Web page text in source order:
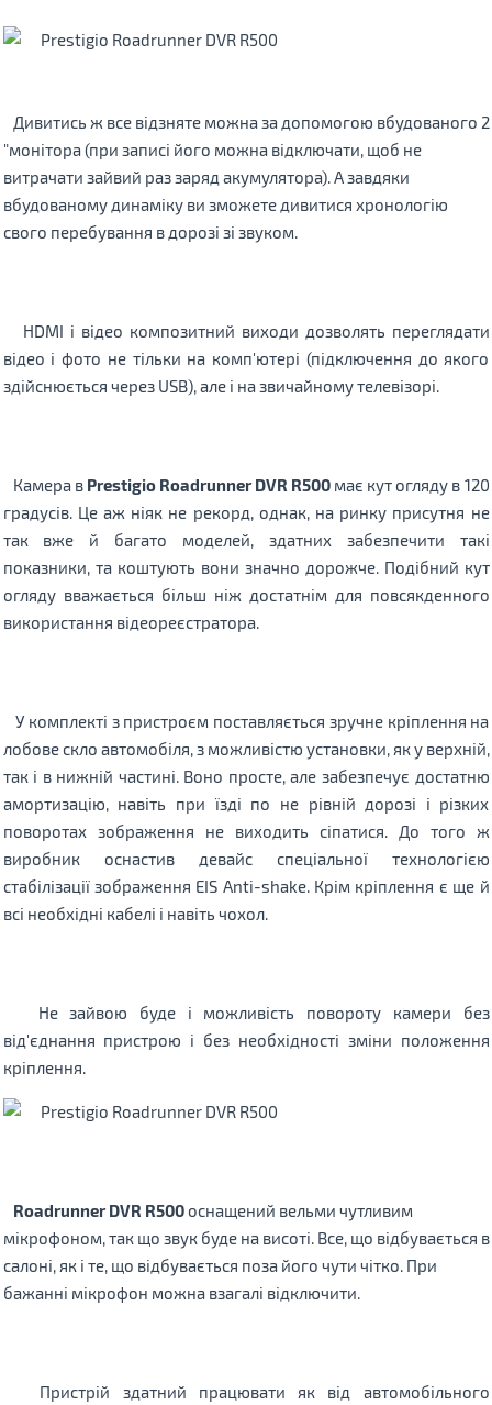
Дивитись ж все відзняте можна за допомогою вбудованого 2
"монітора (при записі його можна відключати, щоб не
витрачати зайвий раз заряд акумулятора).А завдяки
вбудованому динаміку ви зможете дивитися хронологію
свого перебування в дорозі зі звуком.
HDMI і відео композитний виходи дозволять переглядати
відео і фото не тільки на комп'ютері (підключення до якого
здійснюється через USB), але і на звичайному телевізорі.
Камера в Prestigio Roadrunner DVR R500 має кут огляду в 120
градусів. Це аж ніяк не рекорд, однак, на ринку присутня не
так вже й багато моделей, здатних забезпечити такі
показники, та коштують вони значно дорожче. Подібний кут
огляду вважається більш ніж достатнім для повсякденного
використання відеореєстратора.
У комплекті з пристроєм поставляється зручне кріплення на
лобове скло автомобіля, з можливістю установки, як у верхній,
так і в нижній частині. Воно просте, але забезпечує достатню
амортизацію, навіть при їзді по не рівній дорозі і різких
поворотах зображення не виходить сіпатися. До того ж
виробник оснастив девайс спеціальної технологією
стабілізації зображення EIS Anti-shake. Крім кріплення є ще й
всі необхідні кабелі і навіть чохол.
Не зайвою буде і можливість повороту камери без
від'єднання пристрою і без необхідності зміни положення
кріплення.
Roadrunner DVR R500оснащений вельми чутливим
мікрофоном, так що звук буде на висоті. Все, що відбувається в
салоні, як і те, що відбувається поза його чути чітко. При
бажанні мікрофон можна взагалі відключити.
Пристрій здатний працювати як від автомобільного